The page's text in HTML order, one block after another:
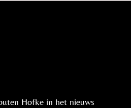
Hofke in het nieuws